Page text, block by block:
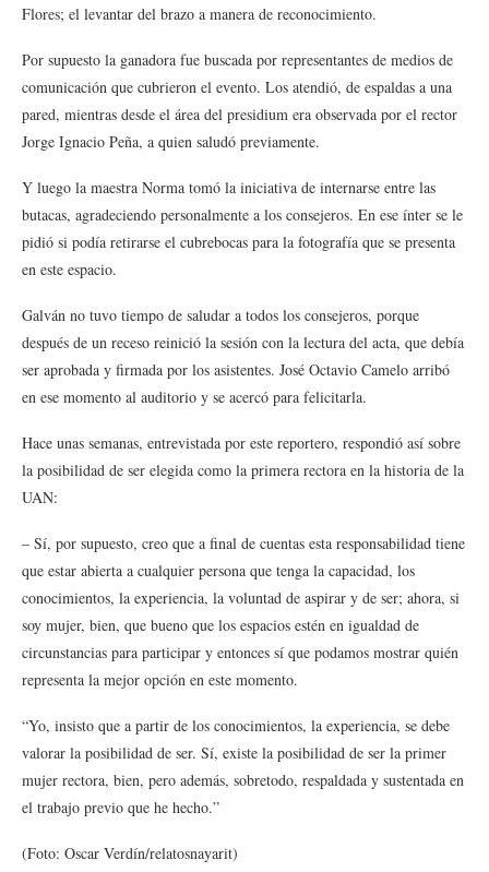
Flores; el levantar del brazo a manera de reconocimiento.
Por supuesto la ganadora fue buscada por representantes de medios de
comunicación que cubrieron el evento. Los atendió, de espaldas a una
pared, mientras desde el área del presidium era observada por el rector
Jorge Ignacio Peña, a quien saludó previamente.
Y luego la maestra Norma tomó la iniciativa de internarse entre las
butacas, agradeciendo personalmente a los consejeros. En ese ínter se le
pidió si podía retirarse el cubrebocas para la fotografía que se presenta
en este espacio.
Galván no tuvo tiempo de saludar a todos los consejeros, porque
después de un receso reinició la sesión con la lectura del acta, que debía
ser aprobada y firmada por los asistentes. José Octavio Camelo arribó
en ese momento al auditorio y se acercó para felicitarla.
Hace unas semanas, entrevistada por este reportero, respondió así sobre
la posibilidad de ser elegida como la primera rectora en la historia de la
UAN:
– Sí, por supuesto, creo que a final de cuentas esta responsabilidad tiene
que estar abierta a cualquier persona que tenga la capacidad, los
conocimientos, la experiencia, la voluntad de aspirar y de ser; ahora, si
soy mujer, bien, que bueno que los espacios estén en igualdad de
circunstancias para participar y entonces sí que podamos mostrar quién
representa la mejor opción en este momento.
“Yo, insisto que a partir de los conocimientos, la experiencia, se debe
valorar la posibilidad de ser. Sí, existe la posibilidad de ser la primer
mujer rectora, bien, pero además, sobretodo, respaldada y sustentada en
el trabajo previo que he hecho.”
(Foto: Oscar Verdín/relatosnayarit)